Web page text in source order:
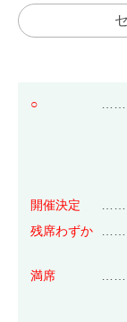
○
開催決定
残席わずか
満席
アセットマネ
食品安全マネ
FSSC
統合審査
総合認証機関